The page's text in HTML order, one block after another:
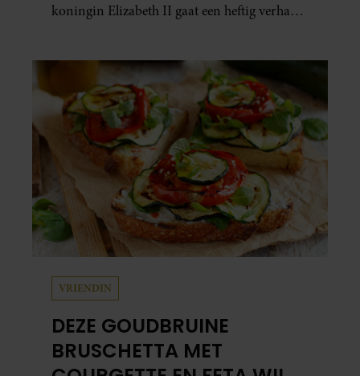
koningin Elizabeth II gaat een heftig verhaal
VRIENDIN
DEZE GOUDBRUINE
BRUSCHETTA MET